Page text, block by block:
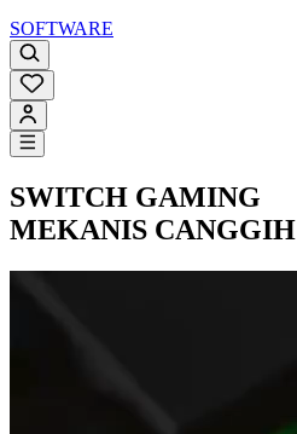
SOFTWARE
SWITCH GAMING
MEKANIS CANGGIH